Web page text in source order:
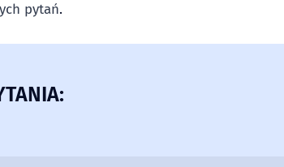
pytań.